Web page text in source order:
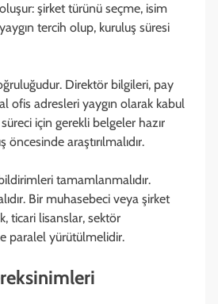
şirket türünü seçme, isim
tercih olup, kuruluş süresi
Direktör bilgileri, pay
ofis adresleri yaygın olarak kabul
için gerekli belgeler hazır
araştırılmalıdır.
tamamlanmalıdır.
Bir muhasebeci veya şirket
ticari lisanslar, sektör
paralel yürütülmelidir.